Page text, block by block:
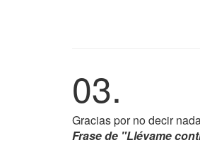
03.
Gracias por no decir
Frase de "Llévame